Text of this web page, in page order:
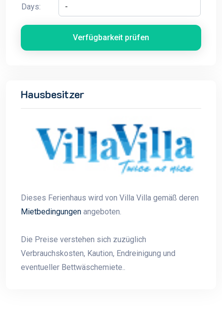
Days:
Verfügbarkeit prüfen
Hausbesitzer
Dieses Ferienhaus wird von Villa Villa gemäß deren
Mietbedingungen angeboten.
Die Preise verstehen sich zuzüglich
Verbrauchskosten, Kaution, Endreinigung und
eventueller Bettwäschemiete..